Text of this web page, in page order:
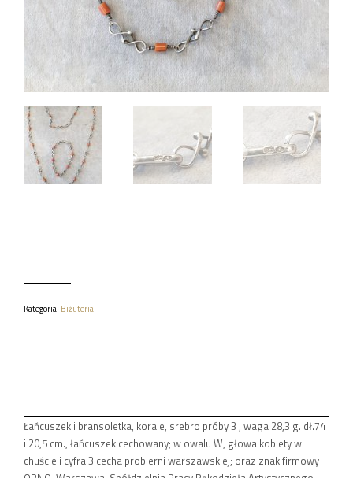
Kategoria: Biżuteria.
Łańcuszek i bransoletka, korale, srebro próby 3 ; waga 28,3 g. dł.74
i 20,5 cm., łańcuszek cechowany; w owalu W, głowa kobiety w
chuście i cyfra 3 cecha probierni warszawskiej; oraz znak firmowy